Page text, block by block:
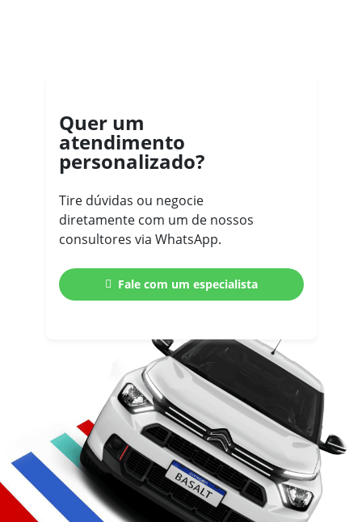
Quer um
atendimento
personalizado?
Tire dúvidas ou negocie
diretamente com um de nossos
consultores via WhatsApp.
Fale com um especialista